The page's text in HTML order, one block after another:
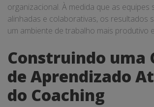
organizacional. À medida que as equipes
alinhadas e colaborativas, os resultados
um ambiente de trabalho mais produtivo
Construindo uma
de Aprendizado
do Coaching